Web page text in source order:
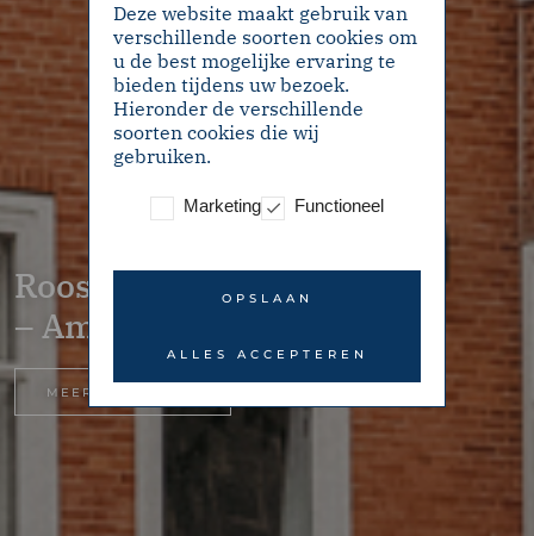
Rooseveltlaan 144-3
– Amsterdam
MEER INFORMATIE
Deze website maakt gebruik van
verschillende soorten cookies om
u de best mogelijke ervaring te
bieden tijdens uw bezoek.
Hieronder de verschillende
soorten cookies die wij
gebruiken.
Marketing Functioneel
OPSLAAN
ALLES ACCEPTEREN